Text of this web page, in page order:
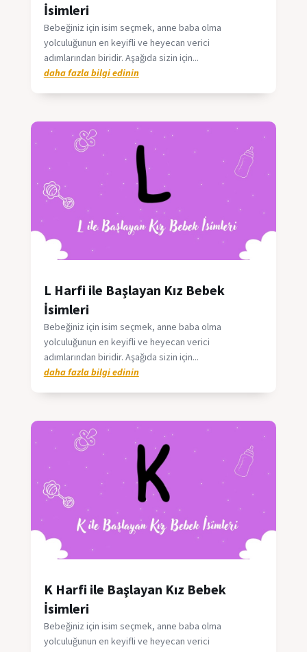
İsimleri
Bebeğiniz için isim seçmek, anne baba olma
yolculuğunun en keyifli ve heyecan verici
adımlarından biridir. Aşağıda sizin için...
daha fazla bilgi edinin
L Harfi ile Başlayan Kız Bebek
İsimleri
Bebeğiniz için isim seçmek, anne baba olma
yolculuğunun en keyifli ve heyecan verici
adımlarından biridir. Aşağıda sizin için...
daha fazla bilgi edinin
K Harfi ile Başlayan Kız Bebek
İsimleri
Bebeğiniz için isim seçmek, anne baba olma
yolculuğunun en keyifli ve heyecan verici